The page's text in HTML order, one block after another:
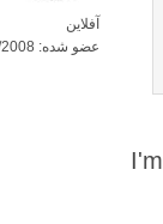
آفلاین
عضو شده: